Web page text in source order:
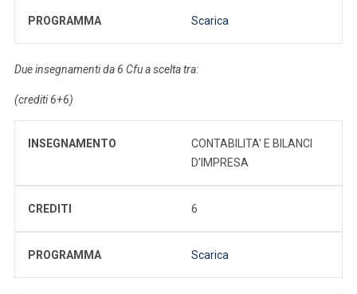
PROGRAMMA Scarica
Due insegnamenti da 6 Cfu a scelta tra:
(crediti 6+6)
INSEGNAMENTO
CONTABILITA' E BILANCI
D'IMPRESA
CREDITI 6
PROGRAMMA Scarica